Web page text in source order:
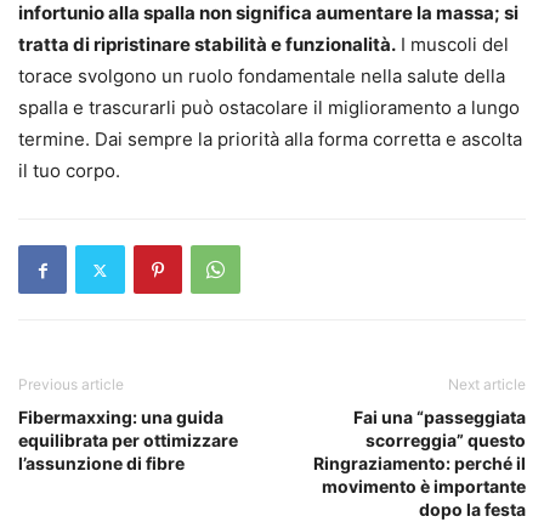
infortunio alla spalla non significa aumentare la massa; si
tratta di ripristinare stabilità e funzionalità. I muscoli del
torace svolgono un ruolo fondamentale nella salute della
spalla e trascurarli può ostacolare il miglioramento a lungo
termine. Dai sempre la priorità alla forma corretta e ascolta
il tuo corpo.
Previous article
Fibermaxxing: una guida
equilibrata per ottimizzare
l’assunzione di fibre
Next article
Fai una “passeggiata
scorreggia” questo
Ringraziamento: perché il
movimento è importante
dopo la festa